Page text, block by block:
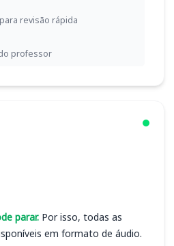
revisão rápida
professor
parar. Por isso, todas as
em formato de áudio.